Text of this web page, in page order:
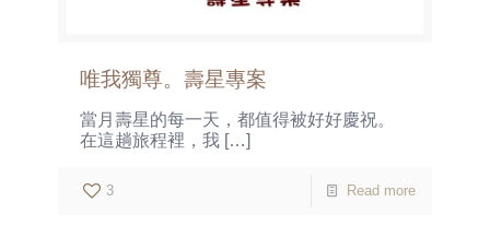
唯我獨尊。壽星專案
當月壽星的每一天，都值得被好好慶祝。
在這趟旅程裡，我 […]
3 Read more